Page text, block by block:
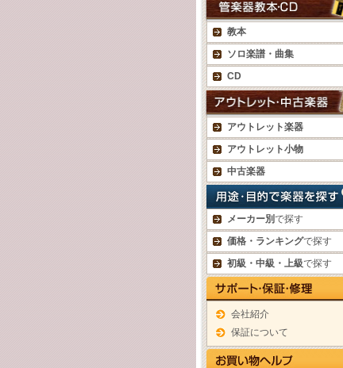
教本
ソロ楽譜・曲集
CD
アウトレット楽器
アウトレット小物
中古楽器
メーカー別で探す
価格・ランキングで探す
初級・中級・上級で探す
会社紹介
保証について